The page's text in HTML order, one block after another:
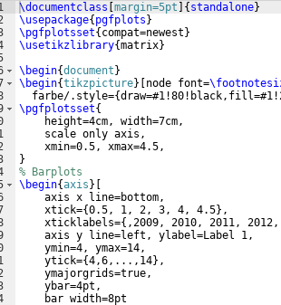
\documentclass margin=5pt { standalone}
\usepackage{ pgfplots }
\pgfplotsset{ compat=newest }
\usetikzlibrary{matrix}
\begin{document }
\begin{tikzpicture} node font=
  farbe/.style=
{
\pgfplotsset{
    height=4cm, width=7cm,
    scale only axis,
    xmin=0.5, xmax=4.5,
}
% Barplots
\begin{axis }
    axis x line=bottom,
    xtick=
{0.5, 1, 2, 3, 4, 4.5} ,
    xticklabels=
{ ,2009, 2010, 2011,
    axis y line=left, ylabel=Label 1,
    ymin=4, ymax=14,
    ytick=
{4,6,...,14} ,
    ymajorgrids=true,
    ybar=4pt,
    bar width=8pt